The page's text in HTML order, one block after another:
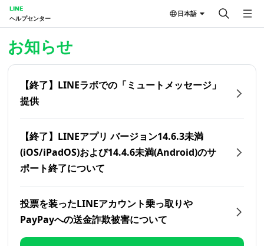
LINE
ヘルプセンター
日本語
お知らせ
【終了】LINEラボでの「ミュートメッセージ」
提供
【終了】LINEアプリ バージョン14.6.3未満
(iOS/iPadOS)および14.4.6未満(Android)のサ
ポート終了について
投票を装ったLINEアカウント乗っ取りや
PayPayへの送金詐欺被害について